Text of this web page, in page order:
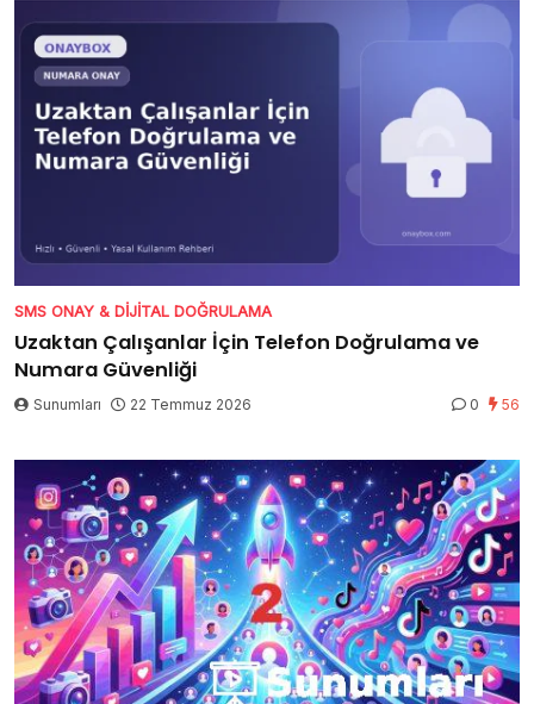
SMS ONAY & DIJITAL DOĞRULAMA
Uzaktan Çalışanlar İçin Telefon Doğrulama ve
Numara Güvenliği
Sunumları 22 Temmuz 2026 0 56